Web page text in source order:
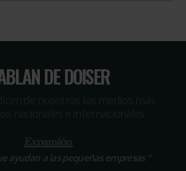
DE DOISER
ayudan a las pequeñas empresas “